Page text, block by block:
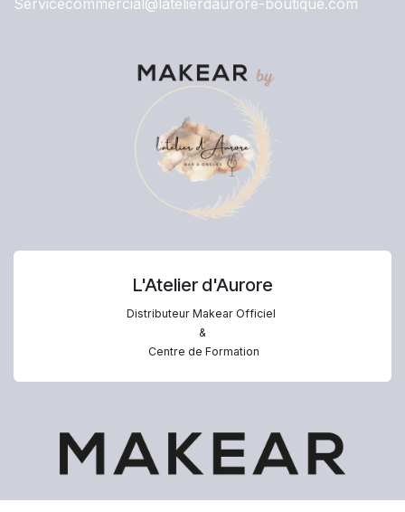
Servicecommercial@latelierdaurore-boutique.com
L'Atelier d'Aurore
Distributeur Makear Officiel
&
Centre de Formation